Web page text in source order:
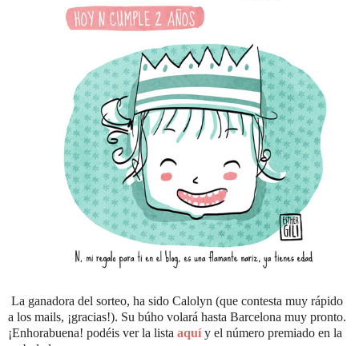
La ganadora del sorteo, ha sido Calolyn (que contesta muy rápido
a los mails, ¡gracias!). Su búho volará hasta Barcelona muy pronto.
¡Enhorabuena! podéis ver la lista aquíy el número premiado en la